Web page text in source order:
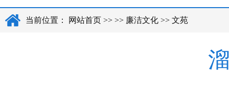
当前位置： 网站首页 >> >> 廉洁文化 >> 文苑